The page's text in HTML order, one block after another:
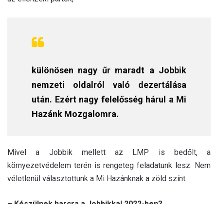
különösen nagy űr maradt a Jobbik
nemzeti oldalról való dezertálása
után. Ezért nagy felelősség hárul a Mi
Hazánk Mozgalomra.
Mivel a Jobbik mellett az LMP is bedőlt, a
környezetvédelem terén is rengeteg feladatunk lesz. Nem
véletlenül választottunk a Mi Hazánknak a zöld színt.